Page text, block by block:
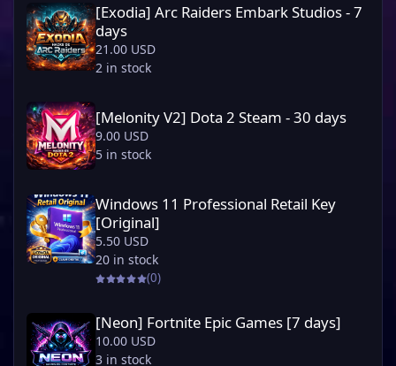
[Exodia] Arc Raiders Embark Studios - 7
days
21.00 USD
2 in stock
[Melonity V2] Dota 2 Steam - 30 days
9.00 USD
5 in stock
Windows 11 Professional Retail Key [Original]
Windows 11 Professional Retail Key
[Original]
5.50 USD
20 in stock
(0)
[Neon] Fortnite Epic Games [7 days]
[Neon] Fortnite Epic Games [7 days]
10.00 USD
3 in stock